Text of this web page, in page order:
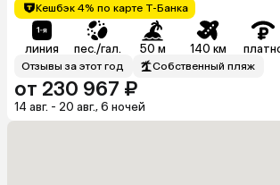
Кешбэк 4% по карте Т-Банка
линия пес./гал. 50 м 140 км
Отзывы за этот год Собственный пляж
от 230 967 ₽
14 авг. - 20 авг., 6 ночей